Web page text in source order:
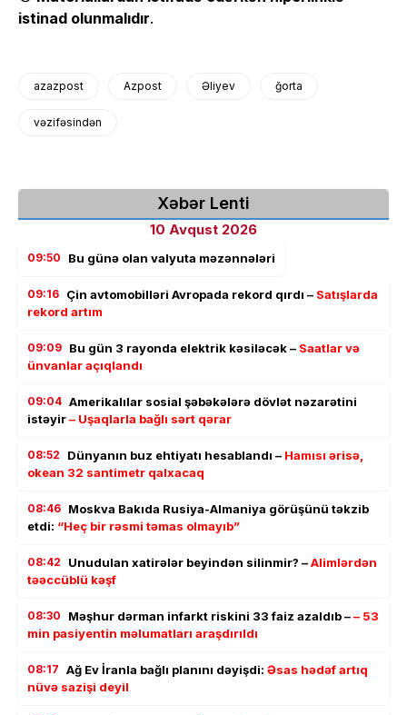
istinad olunmalıdır.
azazpost Azpost Əliyev ğorta
vəzifəsindən
Xəbər Lenti
10 Avqust 2026
09:50 Bu günə olan valyuta məzənnələri
09:16 Çin avtomobilləri Avropada rekord qırdı – Satışlarda
rekord artım
09:09 Bu gün 3 rayonda elektrik kəsiləcək – Saatlar və
ünvanlar açıqlandı
09:04 Amerikalılar sosial şəbəkələrə dövlət nəzarətini
istəyir– Uşaqlarla bağlı sərt qərar
08:52 Dünyanın buz ehtiyatı hesablandı – Hamısı ərisə,
okean 32 santimetr qalxacaq
08:46 Moskva Bakıda Rusiya-Almaniya görüşünü təkzib
etdi: “Heç bir rəsmi təmas olmayıb”
08:42 Unudulan xatirələr beyindən silinmir? –Alimlərdən
təəccüblü kəşf
08:30 Məşhur dərman infarkt riskini 33 faiz azaldıb –– 53
min pasiyentin məlumatları araşdırıldı
08:17 Ağ Ev İranla bağlı planını dəyişdi: Əsas hədəf artıq
nüvə sazişi deyil